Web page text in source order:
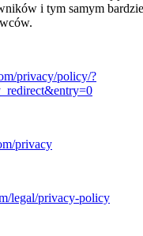
i tym samym
privacy/policy/?
privacy
legal/privacy-policy